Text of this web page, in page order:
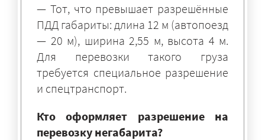
— Тот, что превышает разрешённые
ПДД габариты: длина 12 м (автопоезд
— 20 м), ширина 2,55 м, высота 4 м.
Для перевозки такого груза
требуется специальное разрешение
и спецтранспорт.
Кто оформляет разрешение на
перевозку негабарита?